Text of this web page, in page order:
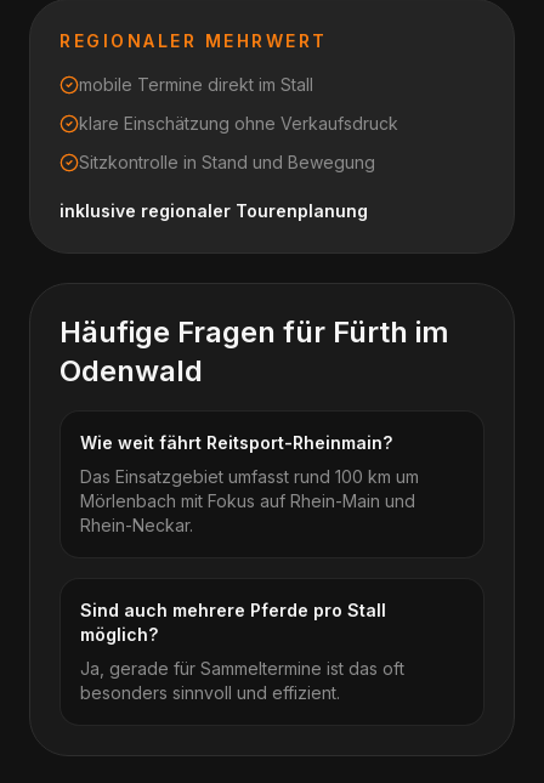
REGIONALER MEHRWERT
mobile Termine direkt im Stall
klare Einschätzung ohne Verkaufsdruck
Sitzkontrolle in Stand und Bewegung
inklusive regionaler Tourenplanung
Häufige Fragen für Fürth im
Odenwald
Wie weit fährt Reitsport-Rheinmain?
Das Einsatzgebiet umfasst rund 100 km um
Mörlenbach mit Fokus auf Rhein-Main und
Rhein-Neckar.
Sind auch mehrere Pferde pro Stall
möglich?
Ja, gerade für Sammeltermine ist das oft
besonders sinnvoll und effizient.